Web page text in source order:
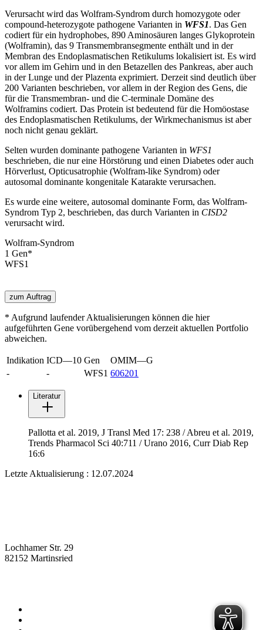
Verursacht wird das Wolfram-Syndrom durch homozygote oder
compound-heterozygote pathogene Varianten in WFS1. Das Gen
codiert für ein hydrophobes, 890 Aminosäuren langes Glykoprotein
(Wolframin), das 9 Transmembransegmente enthält und in der
Membran des Endoplasmatischen Retikulums lokalisiert ist. Es wird
vor allem im Gehirn und in den Betazellen des Pankreas, aber auch
in der Lunge und der Plazenta exprimiert. Derzeit sind deutlich über
200 Varianten beschrieben, vor allem in der Region des Gens, die
für die Transmembran- und die C-terminale Domäne des
Wolframins codiert. Das Protein ist bedeutend für die Homöostase
des Endoplasmatischen Retikulums, der Wirkmechanismus ist aber
noch nicht genau geklärt.
Selten wurden dominante pathogene Varianten in WFS1
beschrieben, die nur eine Hörstörung und einen Diabetes oder auch
Hörverlust, Opticusatrophie (Wolfram-like Syndrom) oder
autosomal dominante kongenitale Katarakte verursachen.
Es wurde eine weitere, autosomal dominante Form, das Wolfram-
Syndrom Typ 2, beschrieben, das durch Varianten in CISD2
verursacht wird.
Wolfram-Syndrom
1 Gen*
WFS1
zum Auftrag
* Aufgrund laufender Aktualisierungen können die hier
aufgeführten Gene vorübergehend vom derzeit aktuellen Portfolio
abweichen.
Indikation ICD—10 Gen
OMIM—G
-
- WFS1 606201
Literatur
Pallotta et al. 2019, J Transl Med 17: 238 / Abreu et al. 2019,
Trends Pharmacol Sci 40:711 / Urano 2016, Curr Diab Rep
16:6
Letzte Aktualisierung : 12.07.2024
Lochhamer Str. 29
82152 Martinsried